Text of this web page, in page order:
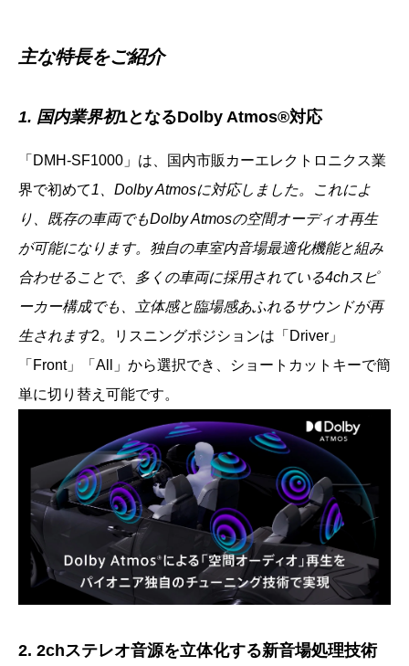
主な特長をご紹介
1. 国内業界初1となるDolby Atmos®対応
「DMH-SF1000」は、国内市販カーエレクトロニクス業
界で初めて1、Dolby Atmosに対応しました。これによ
り、既存の車両でもDolby Atmosの空間オーディオ再生
が可能になります。独自の車室内音場最適化機能と組み
合わせることで、多くの車両に採用されている4chスピ
ーカー構成でも、立体感と臨場感あふれるサウンドが再
生されます2。リスニングポジションは「Driver」
「Front」「All」から選択でき、ショートカットキーで簡
単に切り替え可能です。
2. 2chステレオ音源を立体化する新音場処理技術